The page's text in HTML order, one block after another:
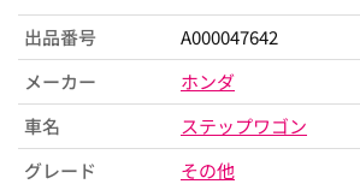
出品番号
A000047642
メーカー
ホンダ
車名
ステップワゴン
グレード
その他